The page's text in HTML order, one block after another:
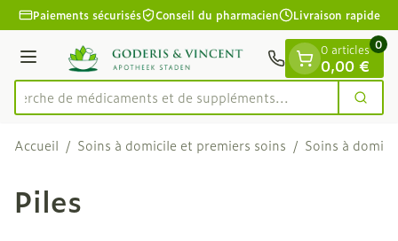
Aller au contenu
1 de 1
Paiements sécurisés Conseil du pharmacien Livraison rapide
Menu
Rechercher
Recherche de médicaments et de sup
0 articles
0,00 €
0
Accueil / Soins à domicile et premiers soins / Soins à
Piles